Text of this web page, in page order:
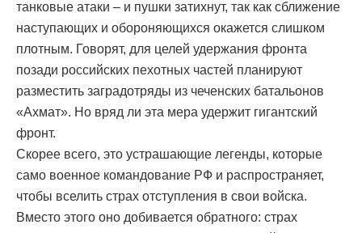
танковые атаки – и пушки затихнут, так как сближение
наступающих и обороняющихся окажется слишком
плотным. Говорят, для целей удержания фронта
позади российских пехотных частей планируют
разместить заградотряды из чеченских батальонов
«Ахмат». Но вряд ли эта мера удержит гигантский
фронт.
Скорее всего, это устрашающие легенды, которые
само военное командование РФ и распространяет,
чтобы вселить страх отступления в свои войска.
Вместо этого оно добивается обратного: страх